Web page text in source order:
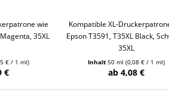
wie
35XL
€ / 1 ml)
€
Kompatible XL-
Epson T3591, T35XL Black,
35XL
Inhalt50 ml(0,08 € / 1 ml)
ab 4,08 €